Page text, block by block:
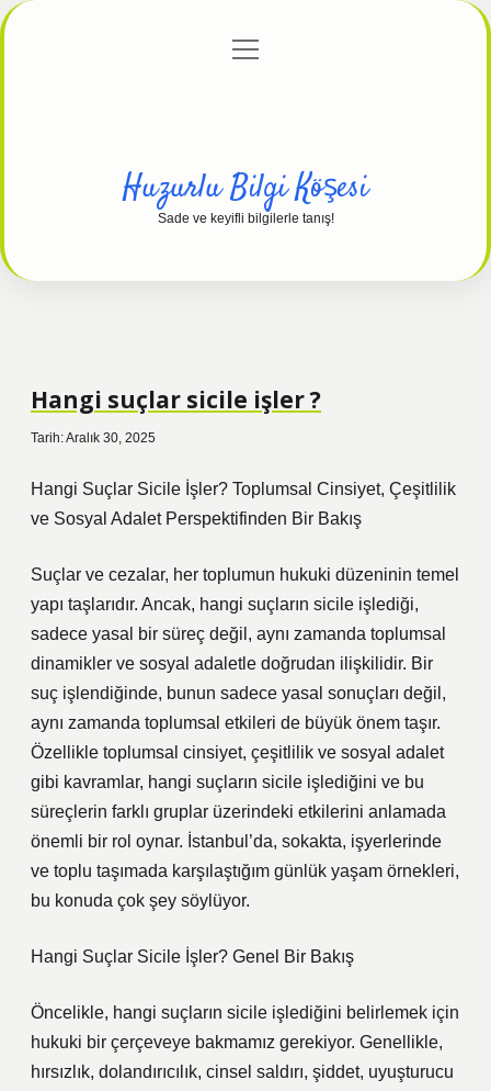
Gizlilik Politikası
menüyü
Huzurlu Bilgi Köşesi
Sade ve keyifli bilgilerle tanış!
Hangi suçlar sicile işler ?
Tarih: Aralık 30, 2025
Hangi Suçlar Sicile İşler? Toplumsal Cinsiyet, Çeşitlilik
ve Sosyal Adalet Perspektifinden Bir Bakış
Suçlar ve cezalar, her toplumun hukuki düzeninin temel
yapı taşlarıdır. Ancak, hangi suçların sicile işlediği,
sadece yasal bir süreç değil, aynı zamanda toplumsal
dinamikler ve sosyal adaletle doğrudan ilişkilidir. Bir
suç işlendiğinde, bunun sadece yasal sonuçları değil,
aynı zamanda toplumsal etkileri de büyük önem taşır.
Özellikle toplumsal cinsiyet, çeşitlilik ve sosyal adalet
gibi kavramlar, hangi suçların sicile işlediğini ve bu
süreçlerin farklı gruplar üzerindeki etkilerini anlamada
önemli bir rol oynar. İstanbul’da, sokakta, işyerlerinde
ve toplu taşımada karşılaştığım günlük yaşam örnekleri,
bu konuda çok şey söylüyor.
Hangi Suçlar Sicile İşler? Genel Bir Bakış
Öncelikle, hangi suçların sicile işlediğini belirlemek için
hukuki bir çerçeveye bakmamız gerekiyor. Genellikle,
hırsızlık, dolandırıcılık, cinsel saldırı, şiddet, uyuşturucu